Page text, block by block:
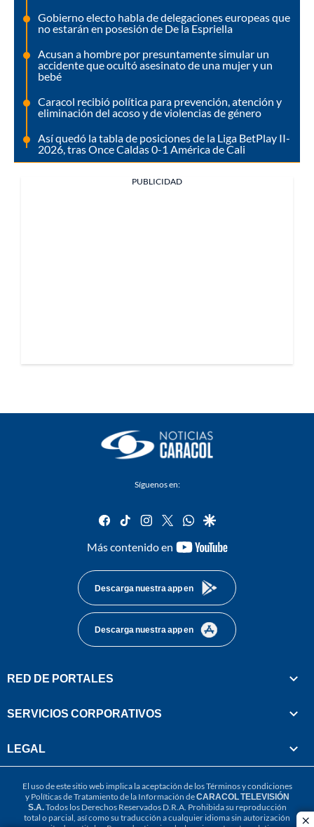
Gobierno electo habla de delegaciones europeas que
no estarán en posesión de De la Espriella
Acusan a hombre por presuntamente simular un
accidente que ocultó asesinato de una mujer y un
bebé
Caracol recibió política para prevención, atención y
eliminación del acoso y de violencias de género
Así quedó la tabla de posiciones de la Liga BetPlay II-
2026, tras Once Caldas 0-1 América de Cali
PUBLICIDAD
Síguenos en:
facebook
tiktok instagram
twitterwhatsapp
google
Más contenido en
youtube-
Descarga nuestra app en
Descarga nuestra app en
RED DE PORTALES
SERVICIOS CORPORATIVOS
LEGAL
El uso de este sitio web implica la aceptación de losTérminos y condiciones
y Políticas de Tratamiento de la Información deCARACOL TELEVISIÓN
S.A.Todos los Derechos Reservados D.R.A. Prohibida su reproducción
total o parcial, así como su traducción a cualquier idioma sin autorización